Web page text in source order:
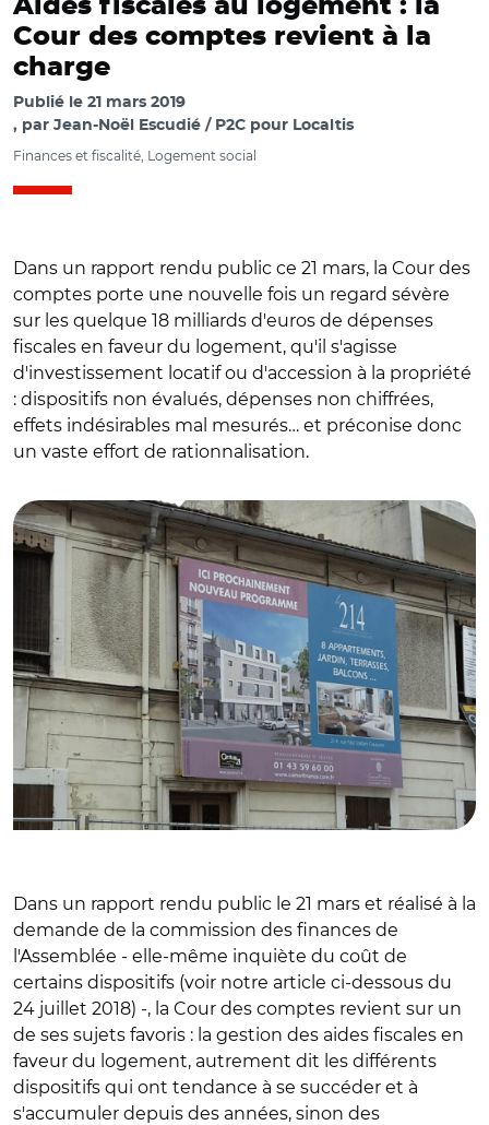
Aides fiscales au logement : la
Cour des comptes revient à la
charge
Publié le 21 mars 2019
par Jean-Noël Escudié / P2C pour Localtis
Finances et fiscalité, Logement social
Dans un rapport rendu public ce 21 mars, la Cour des
comptes porte une nouvelle fois un regard sévère
sur les quelque 18 milliards d'euros de dépenses
fiscales en faveur du logement, qu'il s'agisse
d'investissement locatif ou d'accession à la propriété
: dispositifs non évalués, dépenses non chiffrées,
effets indésirables mal mesurés… et préconise donc
un vaste effort de rationnalisation.
Dans un rapport rendu public le 21 mars et réalisé à la
demande de la commission des finances de
l'Assemblée - elle-même inquiète du coût de
certains dispositifs (voir notre article ci-dessous du
24 juillet 2018) -, la Cour des comptes revient sur un
de ses sujets favoris : la gestion des aides fiscales en
faveur du logement, autrement dit les différents
dispositifs qui ont tendance à se succéder et à
s'accumuler depuis des années, sinon des